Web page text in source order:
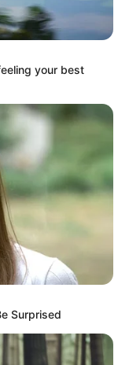
your best
Surprised